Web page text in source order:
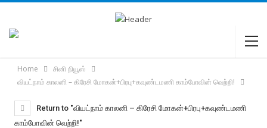
Home
சினி நியூஸ்
வியட்நாம் காலனி – கிரேசி மோகன்+பிரபு+கவுண்டமணி காம்போவின் வெற்றி!
Return to "வியட்நாம் காலனி – கிரேசி மோகன்+பிரபு+கவுண்டமணி
காம்போவின் வெற்றி!"